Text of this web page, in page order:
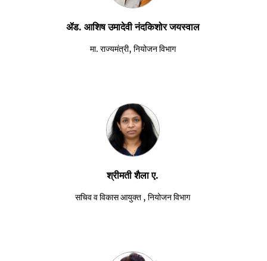
ॲड. आशिष उमादेवी नंदकिशोर जयस्वाल
मा. राज्यमंत्री, नियोजन विभाग
श्रीमती शैला ए.
सचिव व विकास आयुक्त , नियोजन विभाग